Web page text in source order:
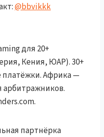
@bbvikkk
для 20+
Кения, ЮАР). 30+
Африка —
партнёрка